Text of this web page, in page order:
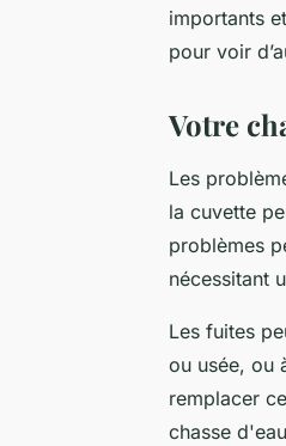
importants
pour voir
Votre
Les
la cuvette
problèmes
nécessitant
Les fuites
ou usée, ou
remplacer
chasse